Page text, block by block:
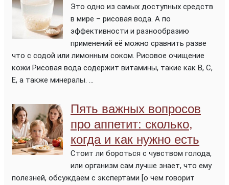
Это одно из самых доступных средств
в мире – рисовая вода. А по
эффективности и разнообразию
применений её можно сравнить разве
что с содой или лимонным соком. Рисовое очищение
кожи Рисовая вода содержит витамины, такие как В, С,
Е, а также минералы. ...
Пять важных вопросов
про аппетит: сколько,
когда и как нужно есть
Стоит ли бороться с чувством голода,
или организм сам лучше знает, что ему
полезней, обсуждаем с экспертами [о чем говорит